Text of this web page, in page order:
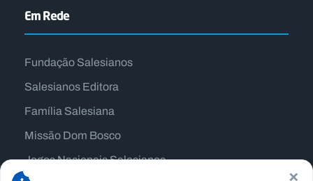
Em Rede
Fundação Salesianos
Salesianos Editora
Família Salesiana
Missão Dom Bosco
Jogos Nacionais Salesianos